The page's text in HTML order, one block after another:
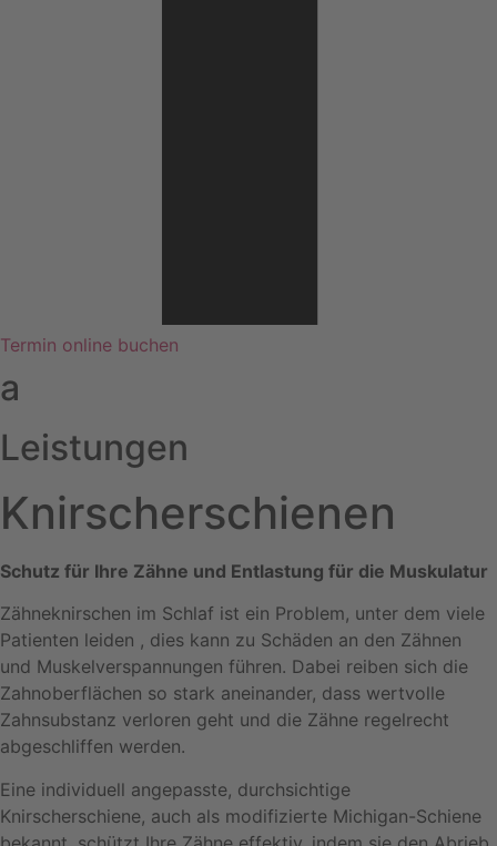
Termin online buchen
a
Leistungen
Knirscherschienen
Schutz für Ihre Zähne und Entlastung für die Muskulatur
Zähneknirschen im Schlaf ist ein Problem, unter dem viele
Patienten leiden , dies kann zu Schäden an den Zähnen
und Muskelverspannungen führen. Dabei reiben sich die
Zahnoberflächen so stark aneinander, dass wertvolle
Zahnsubstanz verloren geht und die Zähne regelrecht
abgeschliffen werden.
Eine individuell angepasste, durchsichtige
Knirscherschiene, auch als modifizierte Michigan-Schiene